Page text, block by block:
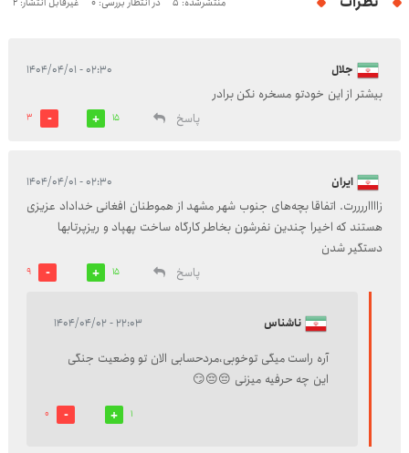
جلال ۰۲:۳۰ - ۱۴۰۴/۰۴/۰۱
بیشتر از این خودتو مسخره نکن برادر
پاسخ
15
3
ایران ۰۲:۳۰ - ۱۴۰۴/۰۴/۰۱
زااااررررت. اتفاقا بچه‌های جنوب شهر مشهد از هموطنان افغانی خداداد عزیزی
هستند که اخیرا چندین نفرشون بخاطر کارگاه ساخت پهپاد و ریزپرتابها
دستگیر شدن
پاسخ
15
9
ناشناس ۲۲:۰۳ - ۱۴۰۴/۰۴/۰۲
آره راست میگی توخوبی،مردحسابی الان تو وضعیت جنگی
این چه حرفیه میزنی 😔😔😏
1
0